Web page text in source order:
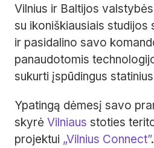
Vilnius ir Baltijos
su ikoniškiausiais studijos
ir pasidalino savo
panaudotomis
sukurti įspūdingus
Ypatingą dėmesį savo
skyrė Vilniaus stoties
projektui „Vilnius Connect”